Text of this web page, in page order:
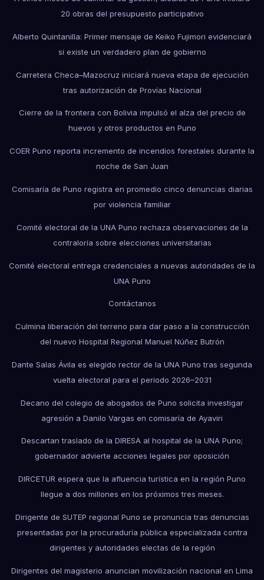
20 obras del presupuesto participativo
Alberto Quintanilla: Primer mensaje de Keiko Fujimori evidenciará
si existe un verdadero plan de gobierno
Carretera Checa–Mazocruz iniciará nueva etapa de ejecución
tras autorización de Provías Nacional
Cierre de la frontera con Bolivia impulsó el alza del precio de
huevos y otros productos en Puno
COER Puno reporta incremento de incendios forestales durante la
noche de San Juan
Comisaría de Puno registra en promedio cinco denuncias diarias
por violencia familiar
Comité electoral de la UNA Puno rechaza observaciones de la
contraloría sobre elecciones universitarias
Comité electoral entrega credenciales a nuevas autoridades de la
UNA Puno
Contáctanos
Culmina liberación del terreno para dar paso a la construcción
del nuevo Hospital Regional Manuel Núñez Butrón
Dante Salas Ávila es elegido rector de la UNA Puno tras segunda
vuelta electoral para el periodo 2026–2031
Decano del colegio de abogados de Puno solicita investigar
agresión a Danilo Vargas en comisaría de Ayaviri
Descartan traslado de la DIRESA al hospital de la UNA Puno;
gobernador advierte acciones legales por oposición
DIRCETUR espera que la afluencia turística en la región Puno
llegue a dos millones en los próximos tres meses.
Dirigente de SUTEP regional Puno se pronuncia tras denuncias
presentadas por la procuraduría pública especializada contra
dirigentes y autoridades electas de la región
Dirigentes del magisterio anuncian movilización nacional en Lima